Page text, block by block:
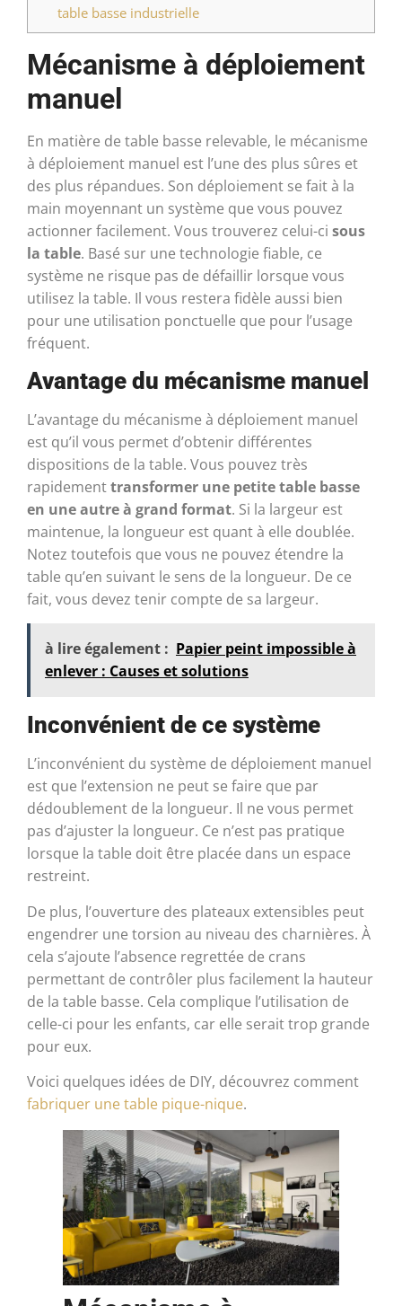
table basse industrielle
Mécanisme à déploiement
manuel
En matière de table basse relevable, le mécanisme
à déploiement manuel est l’une des plus sûres et
des plus répandues. Son déploiement se fait à la
main moyennant un système que vous pouvez
actionner facilement. Vous trouverez celui-ci sous
la table. Basé sur une technologie fiable, ce
système ne risque pas de défaillir lorsque vous
utilisez la table. Il vous restera fidèle aussi bien
pour une utilisation ponctuelle que pour l’usage
fréquent.
Avantage du mécanisme manuel
L’avantage du mécanisme à déploiement manuel
est qu’il vous permet d’obtenir différentes
dispositions de la table. Vous pouvez très
rapidementtransformer une petite table basse
en une autre à grand format. Si la largeur est
maintenue, la longueur est quant à elle doublée.
Notez toutefois que vous ne pouvez étendre la
table qu’en suivant le sens de la longueur. De ce
fait, vous devez tenir compte de sa largeur.
à lire également : Papier peint impossible à
enlever : Causes et solutions
Inconvénient de ce système
L’inconvénient du système de déploiement manuel
est que l’extension ne peut se faire que par
dédoublement de la longueur. Il ne vous permet
pas d’ajuster la longueur. Ce n’est pas pratique
lorsque la table doit être placée dans un espace
restreint.
De plus, l’ouverture des plateaux extensibles peut
engendrer une torsion au niveau des charnières. À
cela s’ajoute l’absence regrettée de crans
permettant de contrôler plus facilement la hauteur
de la table basse. Cela complique l’utilisation de
celle-ci pour les enfants, car elle serait trop grande
pour eux.
Voici quelques idées de DIY, découvrez comment
fabriquer une table pique-nique.